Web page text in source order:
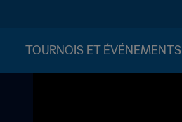
TOURNOIS ET ÉVÉNEMENTS